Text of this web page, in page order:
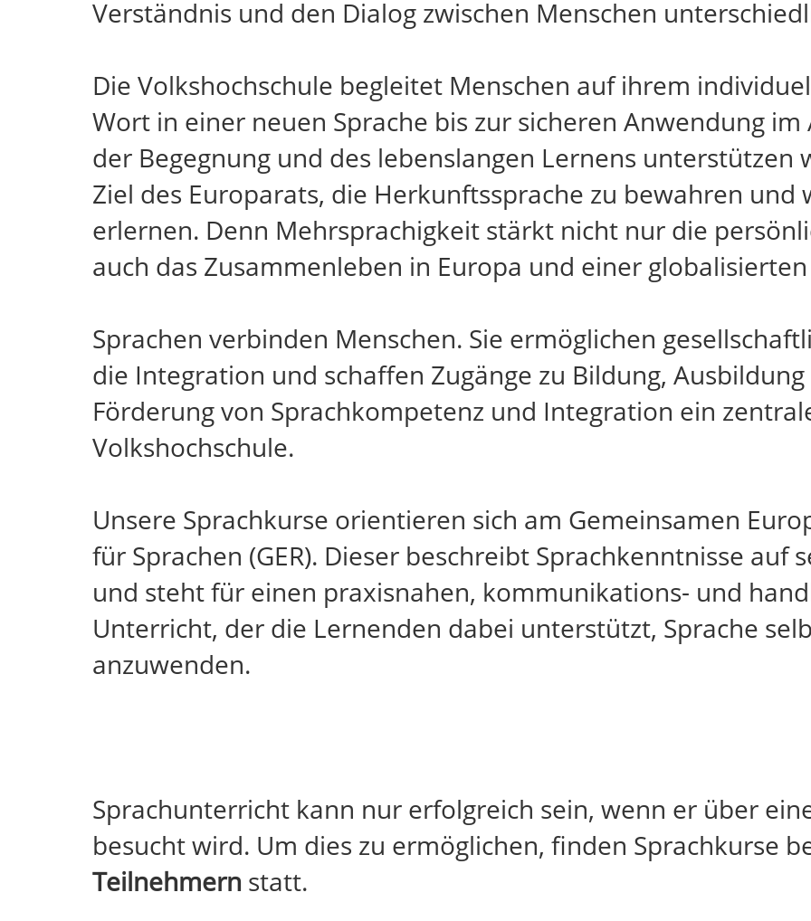
Verständnis und den Dialog zwischen Menschen
Die Volkshochschule begleitet Menschen auf ihrem
Wort in einer neuen Sprache bis zur sicheren Anwendung
der Begegnung und des lebenslangen Lernens unterstützen
Ziel des Europarats, die Herkunftssprache zu bewahren und
erlernen. Denn Mehrsprachigkeit stärkt nicht nur die
auch das Zusammenleben in Europa und einer
Sprachen verbinden Menschen. Sie ermöglichen
die Integration und schaffen Zugänge zu Bildung,
Förderung von Sprachkompetenz und Integration ein
Volkshochschule.
Unsere Sprachkurse orientieren sich am Gemeinsamen
für Sprachen (GER). Dieser beschreibt Sprachkenntnisse auf
und steht für einen praxisnahen, kommunikations- und
Unterricht, der die Lernenden dabei unterstützt, Sprache
anzuwenden.
Sprachunterricht kann nur erfolgreich sein, wenn er über
besucht wird. Um dies zu ermöglichen, finden Sprachkurse
Teilnehmern statt.